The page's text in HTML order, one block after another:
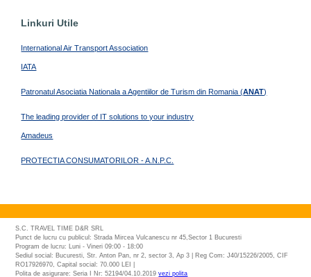
Linkuri Utile
International Air Transport Association
IATA
Patronatul Asociatia Nationala a Agentiilor de Turism din Romania (ANAT)
The leading provider of IT solutions to your industry
Amadeus
PROTECTIA CONSUMATORILOR - A.N.P.C.
S.C. TRAVEL TIME D&R SRL
Punct de lucru cu publicul: Strada Mircea Vulcanescu nr 45,Sector 1 Bucuresti
Program de lucru: Luni - Vineri 09:00 - 18:00
Sediul social: Bucuresti, Str. Anton Pan, nr 2, sector 3, Ap 3 | Reg Com: J40/15226/2005, CIF
RO17926970, Capital social: 70.000 LEI |
Polita de asigurare: Seria I Nr: 52194/04.10.2019vezi polita